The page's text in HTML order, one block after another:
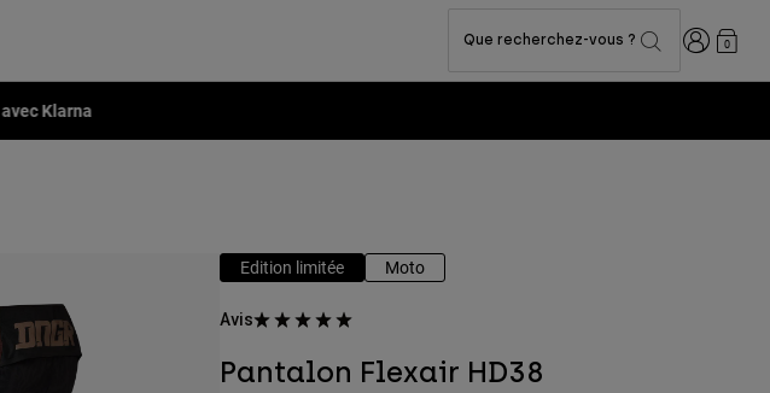
Que recherchez-vous ? Connexion
0
Voir la collection
Edition limitée Moto
Avis
Pantalon Flexair HD38